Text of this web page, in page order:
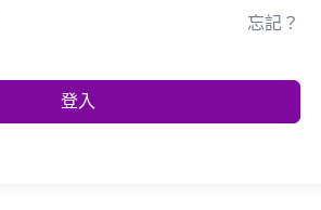
忘記？
登入